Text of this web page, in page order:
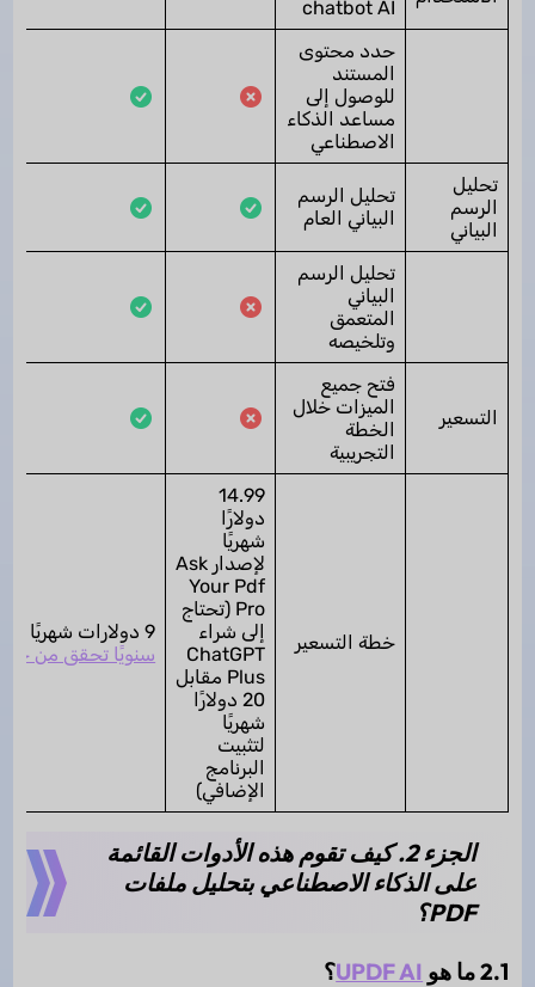
chatbot AI
حدد محتوى
المستند
للوصول إلى
مساعد الذكاء
الاصطناعي
تحليل
الرسم
البياني
تحليل الرسم
البياني العام
تحليل الرسم
البياني
المتعمق
وتلخيصه
التسعير
فتح جميع
الميزات خلال
الخطة
التجريبية
خطة التسعير
14.99
دولارًا
شهريًا
لإصدار Ask
Your Pdf
Pro (تحتاج
إلى شراء
ChatGPT
Plus مقابل
20 دولارًا
شهريًا
لتثبيت
البرنامج
الإضافي)
9 دولارات شهريًا أو 59 دولارًا
سنويًا تحقق من
الجزء 2. كيف تقوم هذه الأدوات القائمة
على الذكاء الاصطناعي بتحليل ملفات
PDF؟
2.1 ما هو UPDF AI؟